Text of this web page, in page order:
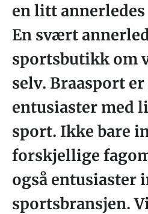
en litt
En svært
sportsbutikk om
selv. Braasport
entusiaster med
sport. Ikke bare
forskjellige
også entusiaster
sportsbransjen.